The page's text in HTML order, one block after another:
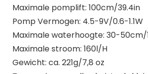
Maximale pomplift: 100cm/39.4in
Pomp Vermogen: 4.5-9V/0.6-1.1W
Maximale waterhoogte: 30-50cm/
Maximale stroom: 160l/H
Gewicht: ca. 221g/7,8 oz